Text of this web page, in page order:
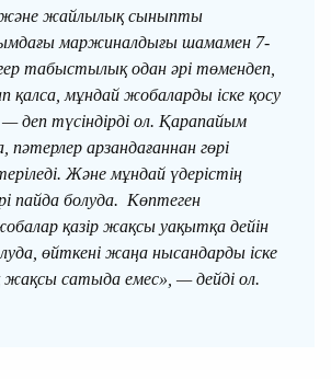
және жайлылық сыныпты
маржиналдығы шамамен 7-
табыстылық одан әрі төмендеп,
қалса, мұндай жобаларды іске қосу
деп түсіндірді ол. Қарапайым
пәтерлер арзандағаннан гөрі
Және мұндай үдерістің
пайда болуда. Көптеген
қазір жақсы уақытқа дейін
өйткені жаңа нысандарды іске
жақсы сатыда емес», — дейді ол.